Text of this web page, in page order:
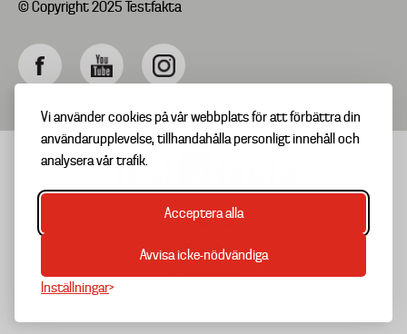
Vi använder cookies på vår webbplats för att förbättra din
användarupplevelse, tillhandahålla personligt innehåll och
analysera vår trafik.
Acceptera alla
Avvisa icke-nödvändiga
Inställningar
© Copyright 2025 Testfakta
Footer
menu
TIPSA OSS
OM TESTFAKTA
NYHETSBREV